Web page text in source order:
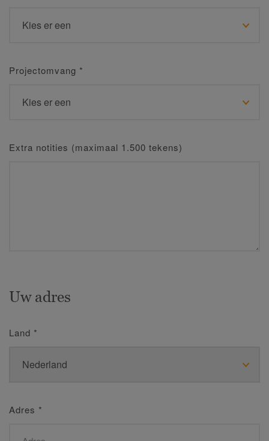
Projectomvang *
Extra notities (maximaal 1.500 tekens)
Uw adres
Land *
Adres *